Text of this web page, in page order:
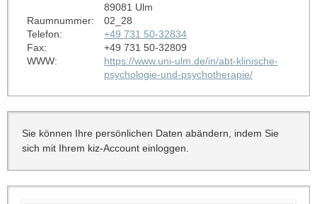
89081 Ulm
Raumnummer:
02_28
Telefon:
+49 731 50-32834
Fax:
+49 731 50-32809
WWW:
https://www.uni-ulm.de/in/abt-klinische-
psychologie-und-psychotherapie/
Sie können Ihre persönlichen Daten abändern, indem Sie
sich mit Ihrem kiz-Account einloggen.